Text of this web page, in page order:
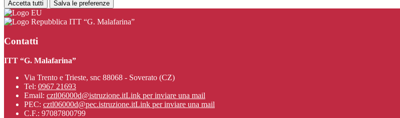
Accetta tutti Salva le preferenze
ITT “G. Malafarina”
Contatti
ITT “G. Malafarina”
Via Trento e Trieste, snc 88068 - Soverato (CZ)
Tel: 0967 21693
Email: cztl06000d@istruzione.itLink per inviare una mail
PEC: cztl06000d@pec.istruzione.itLink per inviare una mail
C.F.: 97087800799